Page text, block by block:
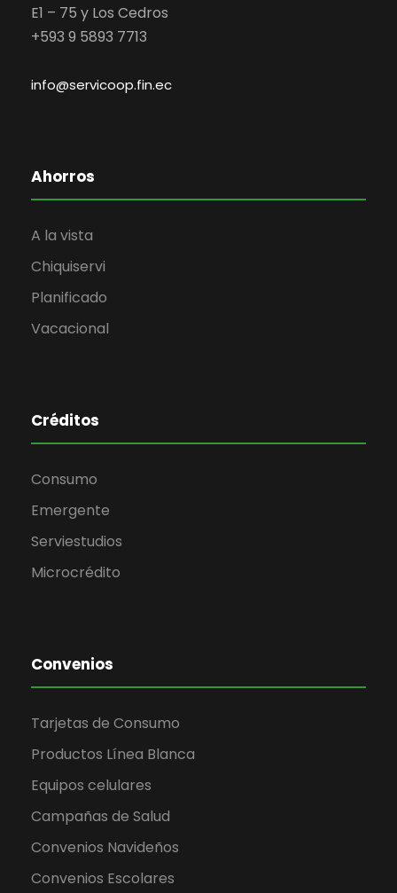
E1 – 75 y Los Cedros
+593 9 5893 7713
info@servicoop.fin.ec
Ahorros
A la vista
Chiquiservi
Planificado
Vacacional
Créditos
Consumo
Emergente
Serviestudios
Microcrédito
Convenios
Tarjetas de Consumo
Productos Línea Blanca
Equipos celulares
Campañas de Salud
Convenios Navideños
Convenios Escolares